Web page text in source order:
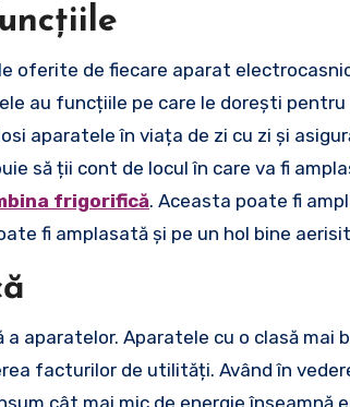
oferite de fiecare aparat
au funcțiile pe care le dorești
aparatele în viața de zi cu zi și
să ții cont de locul în care va fi
frigorifică. Aceasta poate fi
fi amplasată și pe un hol bine
aparatelor. Aparatele cu o clasă mai
facturilor de utilități. Având în
cât mai mic de energie înseamnă